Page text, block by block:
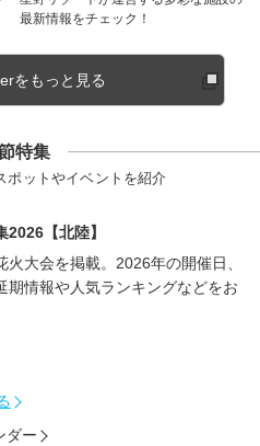
最新情報をチェック！
をもっと見る
特集
ポットやイベントを紹介
2026【北陸】
火大会を掲載。2026年の開催日、
期情報や人気ランキングなどをお
ダー